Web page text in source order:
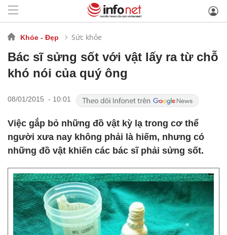
Khỏe - Đẹp Sức khỏe
Bác sĩ sửng sốt với vật lấy ra từ chỗ
khó nói của quý ông
08/01/2015 - 10:01
Việc gắp bỏ những đồ vật kỳ lạ trong cơ thể
người xưa nay không phải là hiếm, nhưng có
những đồ vật khiến các bác sĩ phải sửng sốt.